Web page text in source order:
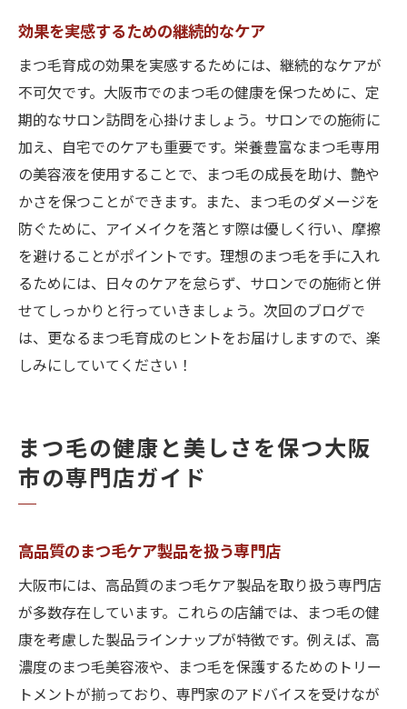
効果を実感するための継続的なケア
まつ毛育成の効果を実感するためには、継続的なケアが
不可欠です。大阪市でのまつ毛の健康を保つために、定
期的なサロン訪問を心掛けましょう。サロンでの施術に
加え、自宅でのケアも重要です。栄養豊富なまつ毛専用
の美容液を使用することで、まつ毛の成長を助け、艶や
かさを保つことができます。また、まつ毛のダメージを
防ぐために、アイメイクを落とす際は優しく行い、摩擦
を避けることがポイントです。理想のまつ毛を手に入れ
るためには、日々のケアを怠らず、サロンでの施術と併
せてしっかりと行っていきましょう。次回のブログで
は、更なるまつ毛育成のヒントをお届けしますので、楽
しみにしていてください！
まつ毛の健康と美しさを保つ大阪
市の専門店ガイド
高品質のまつ毛ケア製品を扱う専門店
大阪市には、高品質のまつ毛ケア製品を取り扱う専門店
が多数存在しています。これらの店舗では、まつ毛の健
康を考慮した製品ラインナップが特徴です。例えば、高
濃度のまつ毛美容液や、まつ毛を保護するためのトリー
トメントが揃っており、専門家のアドバイスを受けなが